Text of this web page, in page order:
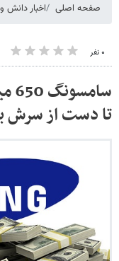
صفحه اصلی اخبار دانش
۰ نفر
تا دست از سرش